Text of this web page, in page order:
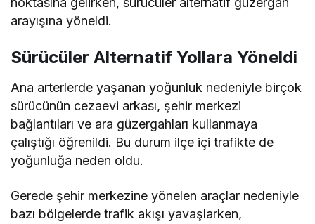
arayışına yöneldi.
Sürücüler Alternatif Yollara Yöneldi
Ana arterlerde yaşanan yoğunluk nedeniyle birçok
sürücünün cezaevi arkası, şehir merkezi
bağlantıları ve ara güzergahları kullanmaya
çalıştığı öğrenildi. Bu durum ilçe içi trafikte de
yoğunluğa neden oldu.
Gerede şehir merkezine yönelen araçlar nedeniyle
bazı bölgelerde trafik akışı yavaşlarken,